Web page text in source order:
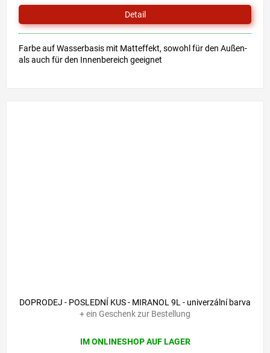
von
5
Sternen.
Detail
Farbe auf Wasserbasis mit Matteffekt, sowohl für den Außen-
als auch für den Innenbereich geeignet
DOPRODEJ - POSLEDNÍ KUS - MIRANOL 9L - univerzální barva
+ ein Geschenk zur Bestellung
IM ONLINESHOP AUF LAGER